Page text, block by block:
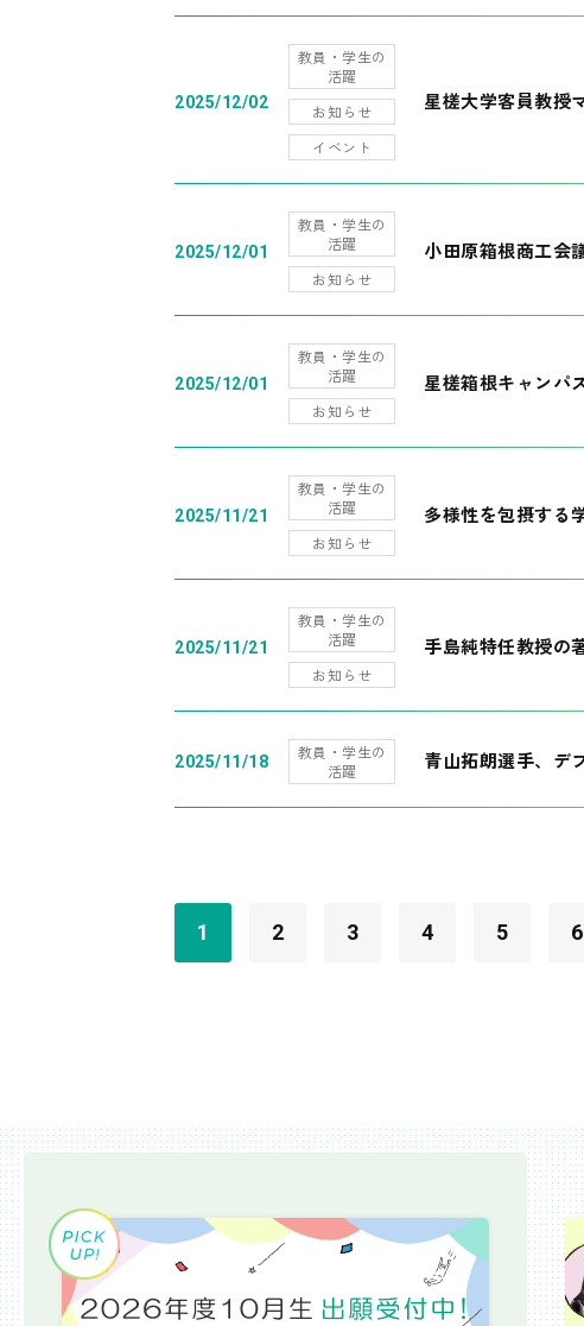
2025/12/02
教員・学生の
活躍
お知らせ
イベント
星槎大学客員教授
2025/12/01
教員・学生の
活躍
お知らせ
小田原箱根商工会
2025/12/01
教員・学生の
活躍
お知らせ
星槎箱根キャンパ
2025/11/21
教員・学生の
活躍
お知らせ
多様性を包摂する
2025/11/21
教員・学生の
活躍
お知らせ
手島純特任教授の
2025/11/18
教員・学生の
活躍
青山拓朗選手、デ
1 2 3 4 5 6